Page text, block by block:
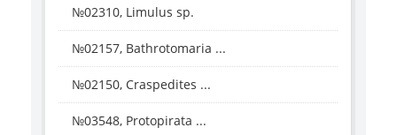
№02310, Limulus sp.
№02157, Bathrotomaria ...
№02150, Craspedites ...
№03548, Protopirata ...